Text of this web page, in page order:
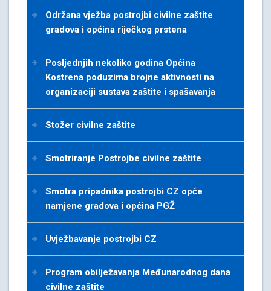
Održana vježba postrojbi civilne zaštite
gradova i općina riječkog prstena
Posljednjih nekoliko godina Općina
Kostrena poduzima brojne aktivnosti na
organizaciji sustava zaštite i spašavanja
Stožer civilne zaštite
Smotriranje Postrojbe civilne zaštite
Smotra pripadnika postrojbi CZ opće
namjene gradova i općina PGŽ
Uvježbavanje postrojbi CZ
Program obilježavanja Međunarodnog dana
civilne zaštite